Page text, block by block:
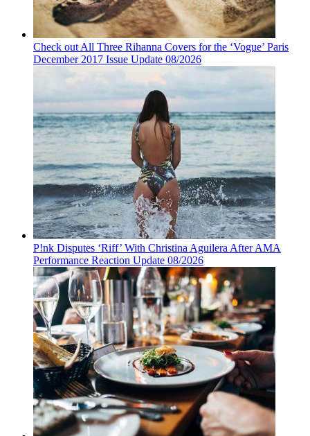
Check out All Three Rihanna Covers for the ‘Vogue’ Paris
December 2017 Issue Update 08/2026
P!nk Disputes ‘Riff’ With Christina Aguilera After AMA
Performance Reaction Update 08/2026